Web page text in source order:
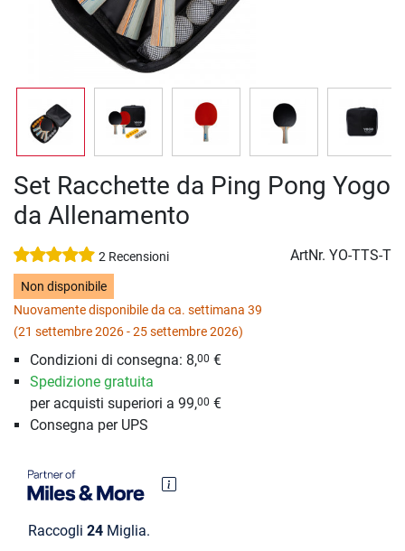
Set Racchette da Ping Pong Yogo
da Allenamento
2 Recensioni ArtNr. YO-TTS-T
Non disponibile
Nuovamente disponibile da ca. settimana 39
(21 settembre 2026 - 25 settembre 2026)
Condizioni di consegna: 8,00 €
Spedizione gratuita
per acquisti superiori a 99,00 €
Consegna per UPS
Raccogli 24 Miglia.